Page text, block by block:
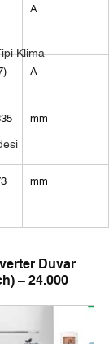
Klima
A
A
mm
mm
Duvar
– 24.000